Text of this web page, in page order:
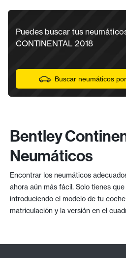
Puedes buscar tus
CONTINENTAL 2018
Buscar neumáticos
Bentley
Neumáticos
Encontrar los neumáticos
ahora aún más fácil. Solo tienes
introduciendo el modelo de tu
matriculación y la versión en el